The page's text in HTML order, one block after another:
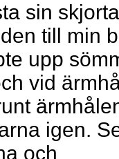
sin
till min
upp
vid
igen.
och